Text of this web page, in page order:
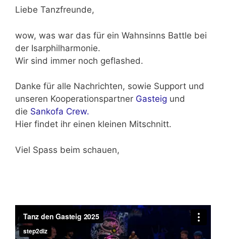
Liebe Tanzfreunde,
wow, was war das für ein Wahnsinns Battle bei
der Isarphilharmonie.
Wir sind immer noch geflashed.
Danke für alle Nachrichten, sowie Support und
unseren Kooperationspartner Gasteig und
die Sankofa Crew.
Hier findet ihr einen kleinen Mitschnitt.
Viel Spass beim schauen,